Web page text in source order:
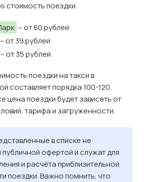
стоимость поездки.
– от 60 рублей
– от 39 рублей
– от 35 рублей
поездки на такси в
составляет порядка 100-120
цена поездки будет зависеть от
тарифа и загруженности.
в списке не
публичной офертой и служат для
и расчёта приблизительной
поездки. Важно помнить, что